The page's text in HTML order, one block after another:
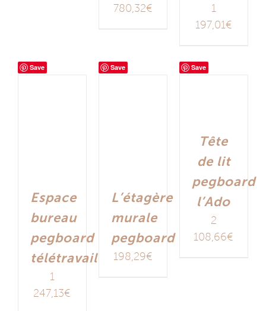
780,32€
1
197,01 €
Save
Espace
bureau
pegboard
télétravail
1
247,13€
Save
L’étagère
murale
pegboard
198,29€
Save
Tête
de lit
pegboard
l’Ado
2
108,66€